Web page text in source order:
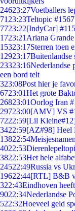
24623:27Voetballers
71 23:23Teltopic
7723:22[IndyCar]
1723:21 Ariana
15323:17Sterren toen
12923:17Buitenlandse
23323:16Nederlandse
een bord telt
323:08Post hier je
6723:01Het grote
26823:01Oorlog Iran
29723:00[AMV] VS
7222:59[Lil
3422:59[AZ#98] Heel
13822:54
4022:53
3822:53Het hele
24522:49Russia vs
19622:44[RTL] B&B
322:43Eindhoven
9022:34Nederlandse
522:32Hoeveel geld